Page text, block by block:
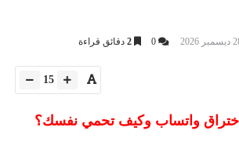
0
2 دقائق قراءة
15
واتساب وكيف تحمي نفسك؟